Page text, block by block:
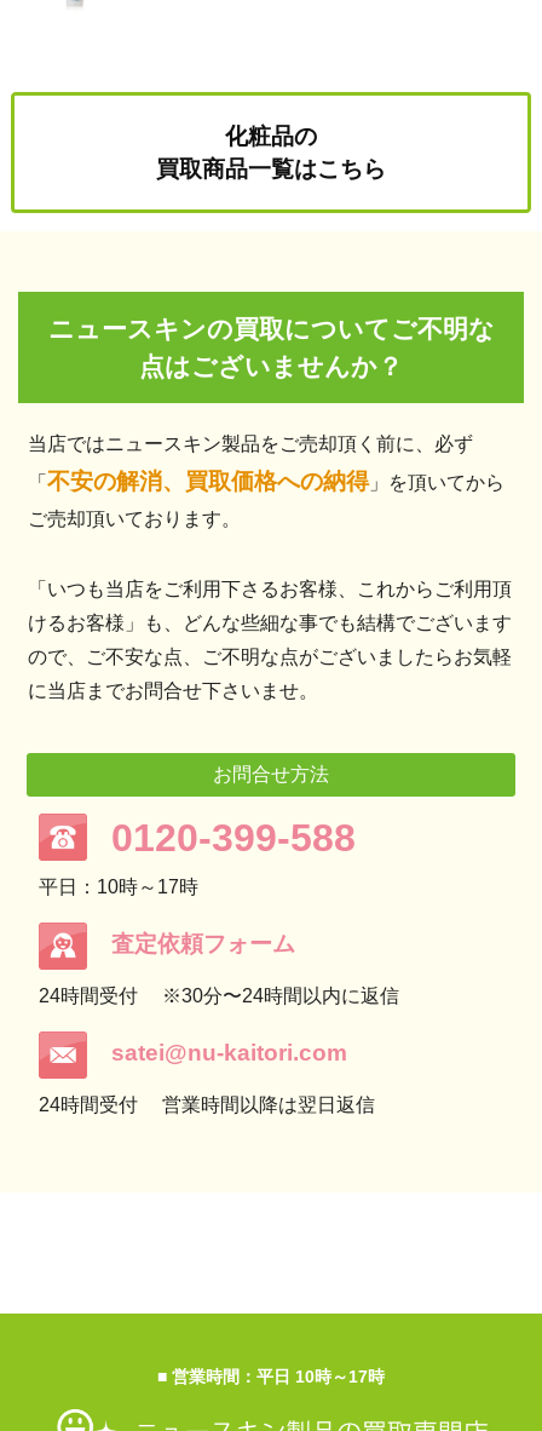
化粧品の
買取商品一覧はこちら
ニュースキンの買取についてご不明な
点はございませんか？
当店ではニュースキン製品をご売却頂く前に、必ず
「不安の解消、買取価格への納得」を頂いてから
ご売却頂いております。
「いつも当店をご利用下さるお客様、これからご利用頂
けるお客様」も、どんな些細な事でも結構でございます
ので、ご不安な点、ご不明な点がございましたらお気軽
に当店までお問合せ下さいませ。
お問合せ方法
0120-399-588
平日：10時～17時
査定依頼フォーム
24時間受付 ※30分〜24時間以内に返信
satei@nu-kaitori.com
24時間受付 営業時間以降は翌日返信
■ 営業時間：平日 10時～17時